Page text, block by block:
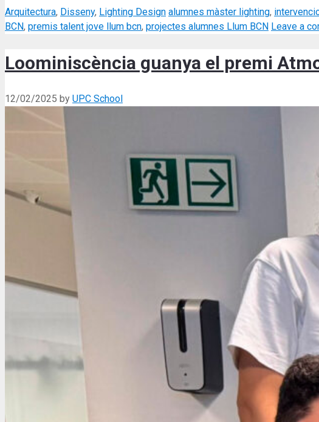
Categories
Arquitectura, Disseny, Lighting Design Tags
alumnes màster lighting,
BCN, premis talent jove llum bcn, projectes alumnes Llum BCN Leave a
Loominiscència guanya el premi
12/02/2025 by UPC School